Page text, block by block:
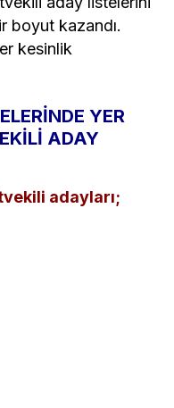
boyut kazandı.
kesinlik
YER
ADAY
adayları;